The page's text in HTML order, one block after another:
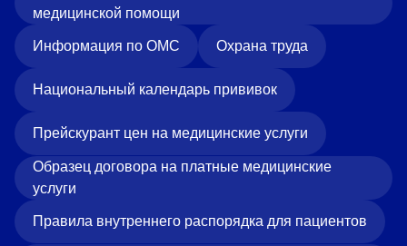
медицинской помощи
Информация по ОМС Охрана труда
Национальный календарь прививок
Прейскурант цен на медицинские услуги
Образец договора на платные медицинские
услуги
Правила внутреннего распорядка для пациентов